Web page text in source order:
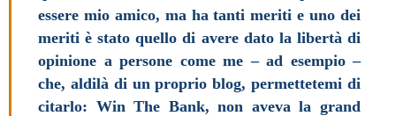
essere mio amico, ma ha tanti meriti e uno dei
meriti è stato quello di avere dato la libertà di
opinione a persone come me – ad esempio –
che, aldilà di un proprio blog, permettetemi di
citarlo: Win The Bank, non aveva la grand